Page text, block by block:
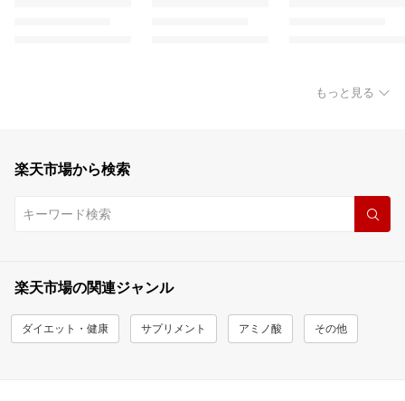
もっと見る
楽天市場から検索
楽天市場の関連ジャンル
ダイエット・健康 サプリメント アミノ酸 その他